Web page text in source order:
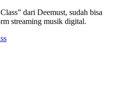
dari Deemust, sudah bisa
streaming musik digital.